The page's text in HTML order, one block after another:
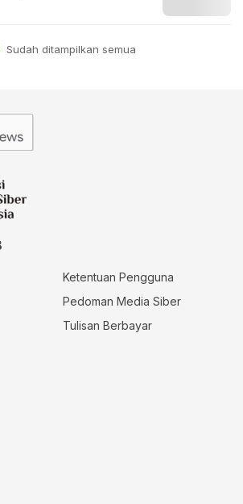
Sudah ditampilkan semua
Ketentuan Pengguna
Pedoman Media Siber
Tulisan Berbayar